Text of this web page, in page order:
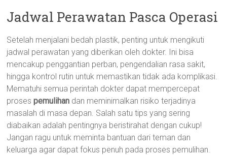
Jadwal Perawatan Pasca Operasi
Setelah menjalani bedah plastik, penting untuk mengikuti
jadwal perawatan yang diberikan oleh dokter. Ini bisa
mencakup penggantian perban, pengendalian rasa sakit,
hingga kontrol rutin untuk memastikan tidak ada komplikasi.
Mematuhi semua perintah dokter dapat mempercepat
prosespemulihan dan meminimalkan risiko terjadinya
masalah di masa depan. Salah satu tips yang sering
diabaikan adalah pentingnya beristirahat dengan cukup!
Jangan ragu untuk meminta bantuan dari teman dan
keluarga agar dapat fokus penuh pada proses pemulihan.